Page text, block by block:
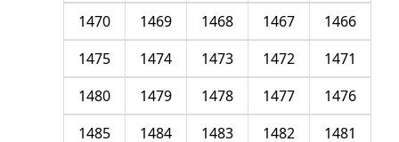
1466
1467
1468
1469
1470
1471
1472
1473
1474
1475
1476
1477
1478
1479
1480
1481
1482
1483
1484
1485